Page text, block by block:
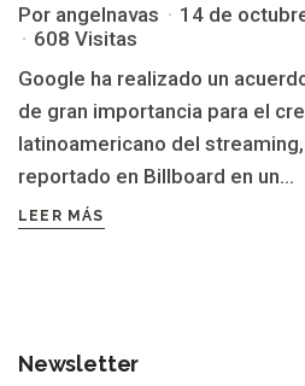
Por angelnavas
14 de
608 Visitas
Google ha realizado un
de gran importancia para el
latinoamericano del
reportado en Billboard en un...
LEER MÁS
Newsletter